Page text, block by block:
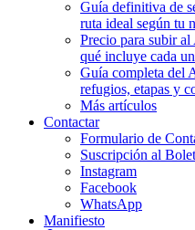
Guía definitiva de
ruta ideal según tu
Precio para subir
qué incluye cada
Guía completa del
refugios, etapas y
Más artículos
Contactar
Formulario de
Suscripción al
Instagram
Facebook
WhatsApp
Manifiesto